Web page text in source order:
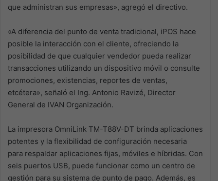
que administran sus empresas», agregó el directivo.
«A diferencia del punto de venta tradicional, iPOS hace
posible la interacción con el cliente, ofreciendo la
posibilidad de que cualquier vendedor pueda realizar
transacciones utilizando un dispositivo móvil o consulte
promociones, existencias, reportes de ventas,
etcétera», señaló el Ing. Antonio Ravizé, Director
General de IVAN Organización.
La impresora OmniLink TM-T88V-DT brinda aplicaciones
potentes y la flexibilidad de configuración necesaria
para respaldar aplicaciones fijas, móviles e híbridas. Con
seis puertos USB, puede funcionar como un centro de
gestión para su sistema de punto de pago. Además, es